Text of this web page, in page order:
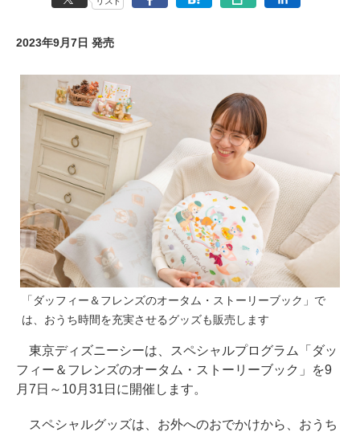
2023年9月7日 発売
「ダッフィー＆フレンズのオータム・ストーリーブック」で
は、おうち時間を充実させるグッズも販売します
東京ディズニーシーは、スペシャルプログラム「ダッ
フィー＆フレンズのオータム・ストーリーブック」を9
月7日～10月31日に開催します。
スペシャルグッズは、お外へのおでかけから、おうち